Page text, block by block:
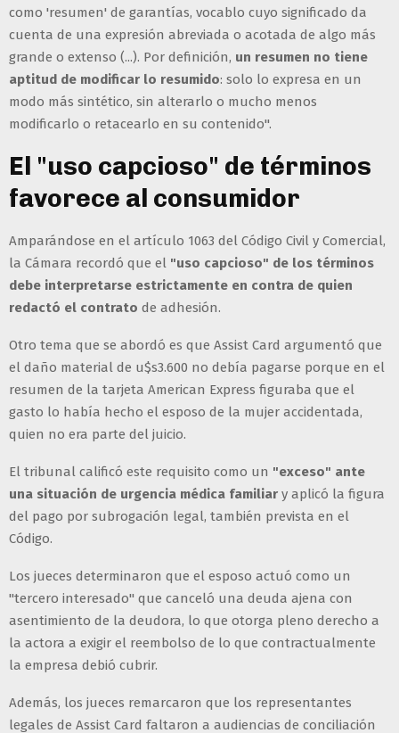
como 'resumen' de garantías, vocablo cuyo significado da
cuenta de una expresión abreviada o acotada de algo más
grande o extenso (...). Por definición, un resumen no tiene
aptitud de modificar lo resumido: solo lo expresa en un
modo más sintético, sin alterarlo o mucho menos
modificarlo o retacearlo en su contenido".
El "uso capcioso" de términos
favorece al consumidor
Amparándose en el artículo 1063 del Código Civil y Comercial,
la Cámara recordó que el "uso capcioso" de los términos
debe interpretarse estrictamente en contra de quien
redactó el contrato de adhesión.
Otro tema que se abordó es que Assist Card argumentó que
el daño material de u$s3.600 no debía pagarse porque en el
resumen de la tarjeta American Express figuraba que el
gasto lo había hecho el esposo de la mujer accidentada,
quien no era parte del juicio.
El tribunal calificó este requisito como un "exceso" ante
una situación de urgencia médica familiar y aplicó la figura
del pago por subrogación legal, también prevista en el
Código.
Los jueces determinaron que el esposo actuó como un
"tercero interesado" que canceló una deuda ajena con
asentimiento de la deudora, lo que otorga pleno derecho a
la actora a exigir el reembolso de lo que contractualmente
la empresa debió cubrir.
Además, los jueces remarcaron que los representantes
legales de Assist Card faltaron a audiencias de conciliación